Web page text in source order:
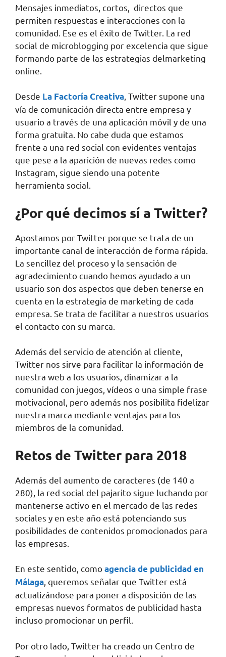
Mensajes inmediatos, cortos, directos que
permiten respuestas e interacciones con la
comunidad. Ese es el éxito de Twitter. La red
social de microblogging por excelencia que sigue
formando parte de las estrategias delmarketing
online.
Desde La Factoría Creativa , Twitter supone una
vía de comunicación directa entre empresa y
usuario a través de una aplicación móvil y de una
forma gratuita. No cabe duda que estamos
frente a una red social con evidentes ventajas
que pese a la aparición de nuevas redes como
Instagram, sigue siendo una potente
herramienta social.
¿Por qué decimos sí a Twitter?
Apostamos por Twitter porque se trata de un
importante canal de interacción de forma rápida.
La sencillez del proceso y la sensación de
agradecimiento cuando hemos ayudado a un
usuario son dos aspectos que deben tenerse en
cuenta en la estrategia de marketing de cada
empresa. Se trata de facilitar a nuestros usuarios
el contacto con su marca.
Además del servicio de atención al cliente,
Twitter nos sirve para facilitar la información de
nuestra web a los usuarios, dinamizar a la
comunidad con juegos, vídeos o una simple frase
motivacional, pero además nos posibilita fidelizar
nuestra marca mediante ventajas para los
miembros de la comunidad.
Retos de Twitter para 2018
Además del aumento de caracteres (de 140 a
280), la red social del pajarito sigue luchando por
mantenerse activo en el mercado de las redes
sociales y en este año está potenciando sus
posibilidades de contenidos promocionados para
las empresas.
En este sentido, comoagencia de publicidad en
Málaga , queremos señalar que Twitter está
actualizándose para poner a disposición de las
empresas nuevos formatos de publicidad hasta
incluso promocionar un perfil.
Por otro lado, Twitter ha creado un Centro de